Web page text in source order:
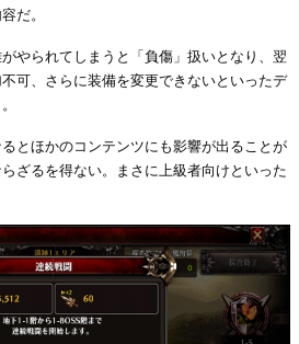
だ。
やられてしまうと「負傷」扱いとなり、翌
可、さらに装備を変更できないといったデ
とほかのコンテンツにも影響が出ることが
ざるを得ない。まさに上級者向けといった